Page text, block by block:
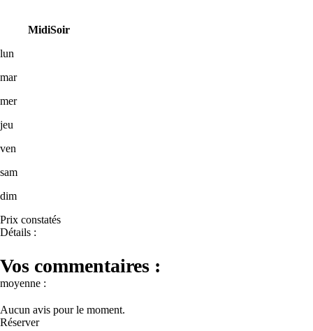
MidiSoir
lun
mar
mer
jeu
ven
sam
dim
Prix constatés
Détails :
Vos commentaires :
moyenne :
Aucun avis pour le moment.
Réserver